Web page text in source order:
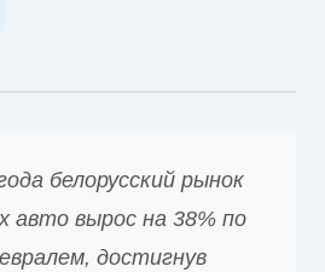
белорусский рынок
авто вырос на 38% по
достигнув